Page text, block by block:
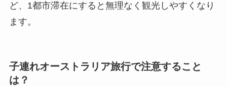
ど、1都市滞在にすると無理なく観光しやすくなり
ます。
子連れオーストラリア旅行で注意すること
は？